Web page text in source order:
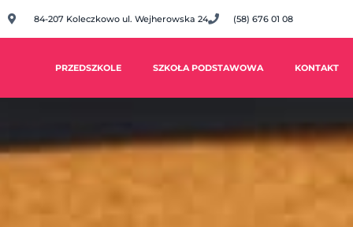
84-207 Koleczkowo ul. Wejherowska 24 (58) 676 01 08
PRZEDSZKOLE SZKOŁA PODSTAWOWA KONTAKT